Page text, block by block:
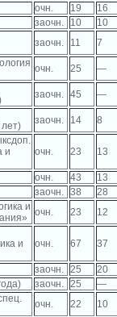
очн. 19
16
заочн. 10
10
заочн. 11 7
очн. 25 —
заочн. 45 —
заочн. 14 8
и
очн. 23 13
очн. 43
13
заочн. 38
28
и очн. 23 12
и
очн. 67 37
заочн. 25
20
заочн. 25
—
очн. 22 10